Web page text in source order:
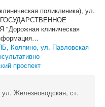
поликлиника), ул.
клиническая
Колпино, ул. Павловская
проспект
Железноводская, ст.